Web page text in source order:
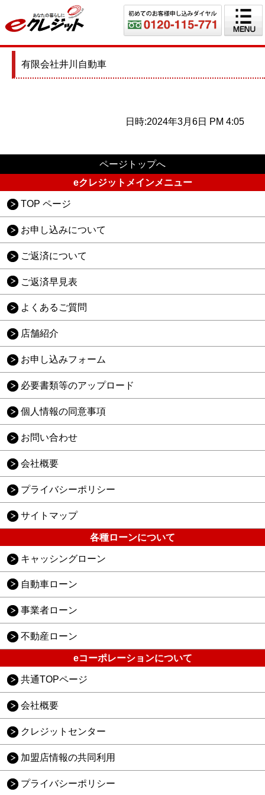
有限会社井川自動車
日時:2024年3月6日 PM 4:05
ページトップへ
eクレジットメインメニュー
TOP ページ
お申し込みについて
ご返済について
ご返済早見表
よくあるご質問
店舗紹介
お申し込みフォーム
必要書類等のアップロード
個人情報の同意事項
お問い合わせ
会社概要
プライバシーポリシー
サイトマップ
各種ローンについて
キャッシングローン
自動車ローン
事業者ローン
不動産ローン
eコーポレーションについて
共通TOPページ
会社概要
クレジットセンター
加盟店情報の共同利用
プライバシーポリシー